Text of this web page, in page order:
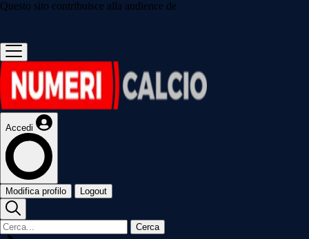
Questo sito contribuisce alla audience de
Accedi
Modifica profilo Logout
Cerca